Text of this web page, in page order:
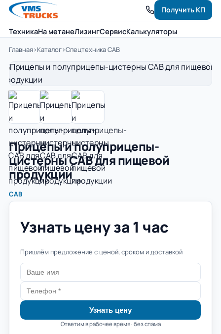
ТехникаНа метанеЛизингСервисКалькуляторы
Получить КП
Главная›Каталог›Спецтехника САВ
Прицепы и полуприцепы-
цистерны САВ для пищевой
продукции
САВ
Узнать цену за 1 час
Пришлём предложение с ценой, сроком и доставкой
Узнать цену
Ответим в рабочее время · без спама